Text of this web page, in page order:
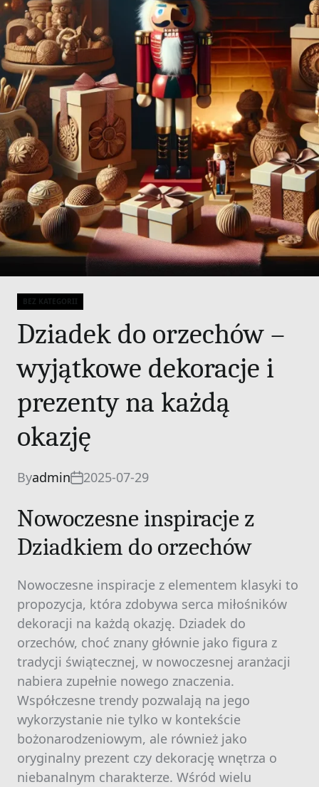
Categories
BEZ KATEGORII
Dziadek do orzechów –
wyjątkowe dekoracje i
prezenty na każdą
okazję
Byadmin 2025-07-29
Nowoczesne inspiracje z
Dziadkiem do orzechów
Nowoczesne inspiracje z elementem klasyki to
propozycja, która zdobywa serca miłośników
dekoracji na każdą okazję. Dziadek do
orzechów, choć znany głównie jako figura z
tradycji świątecznej, w nowoczesnej aranżacji
nabiera zupełnie nowego znaczenia.
Współczesne trendy pozwalają na jego
wykorzystanie nie tylko w kontekście
bożonarodzeniowym, ale również jako
oryginalny prezent czy dekorację wnętrza o
niebanalnym charakterze. Wśród wielu